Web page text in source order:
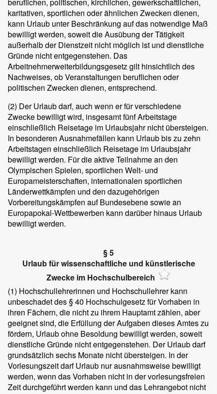
karitativen, sportlichen oder ähnlichen Zwecken dienen,
kann Urlaub unter Beschränkung auf das notwendige Maß
bewilligt werden, soweit die Ausübung der Tätigkeit
außerhalb der Dienstzeit nicht möglich ist und dienstliche
Gründe nicht entgegenstehen. Das
Arbeitnehmerweiterbildungsgesetz gilt hinsichtlich des
Nachweises, ob Veranstaltungen beruflichen oder
politischen Zwecken dienen, entsprechend.
(2) Der Urlaub darf, auch wenn er für verschiedene
Zwecke bewilligt wird, insgesamt fünf Arbeitstage
einschließlich Reisetage im Urlaubsjahr nicht übersteigen.
In besonderen Ausnahmefällen kann Urlaub bis zu zehn
Arbeitstagen einschließlich Reisetage im Urlaubsjahr
bewilligt werden. Für die aktive Teilnahme an den
Olympischen Spielen, sportlichen Welt- und
Europameisterschaften, internationalen sportlichen
Länderwettkämpfen und den dazugehörigen
Vorbereitungskämpfen auf Bundesebene sowie an
Europapokal-Wettbewerben kann darüber hinaus Urlaub
bewilligt werden.
§ 5
Urlaub für wissenschaftliche und künstlerische
Zwecke im Hochschulbereich
(1) Hochschullehrerinnen und Hochschullehrer kann
unbeschadet des § 40 Hochschulgesetz für Vorhaben in
ihren Fächern, die nicht zu ihrem Hauptamt zählen, aber
geeignet sind, die Erfüllung der Aufgaben dieses Amtes zu
fördern, Urlaub ohne Besoldung bewilligt werden, soweit
dienstliche Gründe nicht entgegenstehen. Der Urlaub darf
grundsätzlich sechs Monate nicht übersteigen. In der
Vorlesungszeit darf Urlaub nur ausnahmsweise bewilligt
werden, wenn das Vorhaben nicht in der vorlesungsfreien
Zeit durchgeführt werden kann und das Lehrangebot nicht